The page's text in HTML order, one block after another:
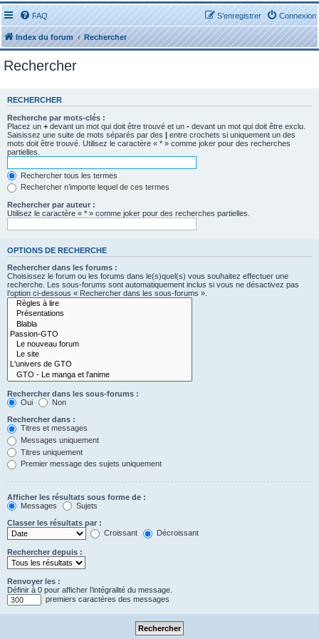
FAQ Connexion
S’enregistrer
Index du forum Rechercher
Rechercher
RECHERCHER
Recherche par mots-clés :
Placez un + devant un mot qui doit être trouvé et un - devant un mot qui doit être exclu.
Saisissez une suite de mots séparés par des | entre crochets si uniquement un des
mots doit être trouvé. Utilisez le caractère « * » comme joker pour des recherches
partielles.
Rechercher tous les termes
Rechercher n’importe lequel de ces termes
Rechercher par auteur :
Utilisez le caractère « * » comme joker pour des recherches partielles.
OPTIONS DE RECHERCHE
Rechercher dans les forums :
Choisissez le forum ou les forums dans le(s)quel(s) vous souhaitez effectuer une
recherche. Les sous-forums sont automatiquement inclus si vous ne désactivez pas
l’option ci-dessous « Rechercher dans les sous-forums ».
Rechercher dans les sous-forums :
Oui
Non
Rechercher dans :
Titres et messages
Messages uniquement
Titres uniquement
Premier message des sujets uniquement
Afficher les résultats sous forme de :
Messages
Sujets
Classer les résultats par :
Croissant
Décroissant
Rechercher depuis :
Renvoyer les :
Définir à 0 pour afficher l’intégralité du message.
premiers caractères des messages